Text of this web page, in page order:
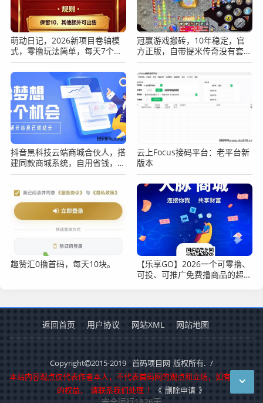
萌动日记，2026新项目卷轴模
式，零撸玩法简单，每天7个广
告。
冠赢游戏搬砖，10年稳定，官
方正版，自带提米传奇没有套路
长期稳定吃肉
抖音黑科技云端商城合伙人，搭
建同款商城系统，自用省钱，手
把手教你赚钱
云上Focus接码平台：老平台新
版本
趣赞汇0撸首码，每天10块。
【乐享GO】2026一个可零撸、
可投、可推广免费撸商品的超级
返回首页 用户协议 网站XML 网站地图
Copyright 2015-2019 首码项目网 版权所有. /
本站内容观点仅代表作者本人，不代表首码网的观点和立场，如有侵犯您
的权益， 请联系我们处理 ！《 删除申请 》